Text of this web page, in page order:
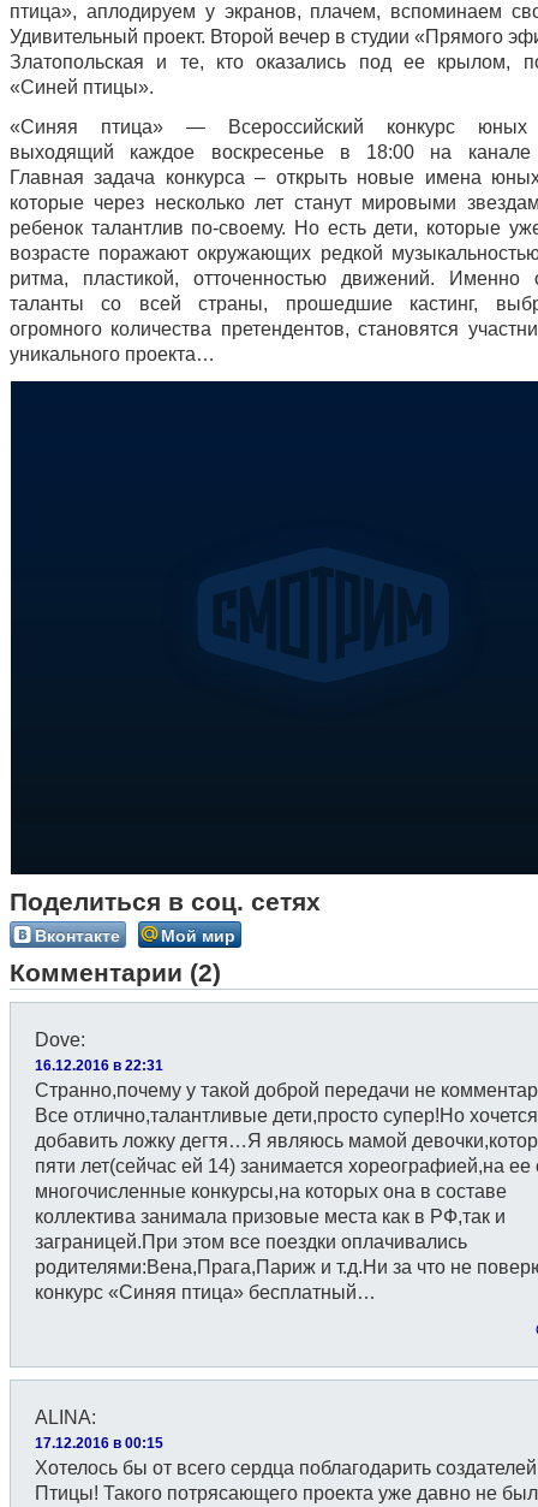
птица», аплодируем у экранов, плачем, вспоминаем
Удивительный проект. Второй вечер в студии «Прямого
Златопольская и те, кто оказались под ее крылом,
«Синей птицы».
«Синяя птица» — Всероссийский конкурс юных
выходящий каждое воскресенье в 18:00 на канале
Главная задача конкурса – открыть новые имена
которые через несколько лет станут мировыми
ребенок талантлив по-своему. Но есть дети, которые
возрасте поражают окружающих редкой
ритма, пластикой, отточенностью движений.
таланты со всей страны, прошедшие кастинг,
огромного количества претендентов, становятся
уникального проекта…
Поделиться в соц. сетях
Вконтакте Мой мир
Комментарии (2)
Dove:
16.12.2016 в 22:31
Странно,почему у такой доброй передачи не
Все отлично,талантливые дети,просто супер!Но хочется
добавить ложку дегтя…Я являюсь мамой
пяти лет(сейчас ей 14) занимается хореографией,на ее
многочисленные конкурсы,на которых она в составе
коллектива занимала призовые места как в РФ,так и
заграницей.При этом все поездки оплачивались
родителями:Вена,Прага,Париж и т.д.Ни за что не
конкурс «Синяя птица» бесплатный…
ALINA:
17.12.2016 в 00:15
Хотелось бы от всего сердца поблагодарить
Птицы! Такого потрясающего проекта уже давно не